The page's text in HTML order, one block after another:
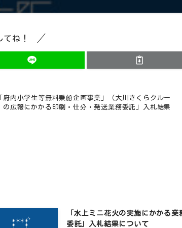
ね！
府内小学生等無料乗船企画事業」（大川さくらクルー
の広報にかかる印刷・仕分・発送業務委託」入札結果
「水上ミニ花火の実施にかかる業
委託」入札結果について